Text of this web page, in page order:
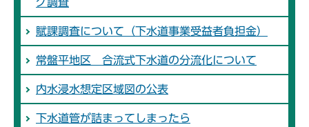
グ調査
賦課調査について（下水道事業受益者負担金）
常盤平地区 合流式下水道の分流化について
内水浸水想定区域図の公表
下水道管が詰まってしまったら